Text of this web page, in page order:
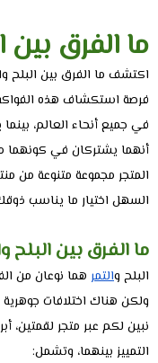
ما الفرق بين
اكتشف ما الفرق بين البلح
فرصة استكشاف هذه
في جميع أنحاء العالم،
أنهما يشتركان في كونهما
المتجر مجموعة متنوعة من
السهل اختيار ما يناسب
ما الفرق بين البلح
البلح والتمر هما نوعان من
ولكن هناك اختلافات جوهرية
نبين لكم عبر متجر لقمتين،
التمييز بينهما، وتشمل: